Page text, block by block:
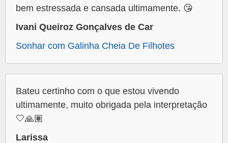
bem estressada e cansada ultimamente. 😘
Ivani Queiroz Gonçalves de Car
Sonhar com Galinha Cheia De Filhotes
Bateu certinho com o que estou vivendo
ultimamente, muito obrigada pela interpretação
🤍🙏🏽
Larissa